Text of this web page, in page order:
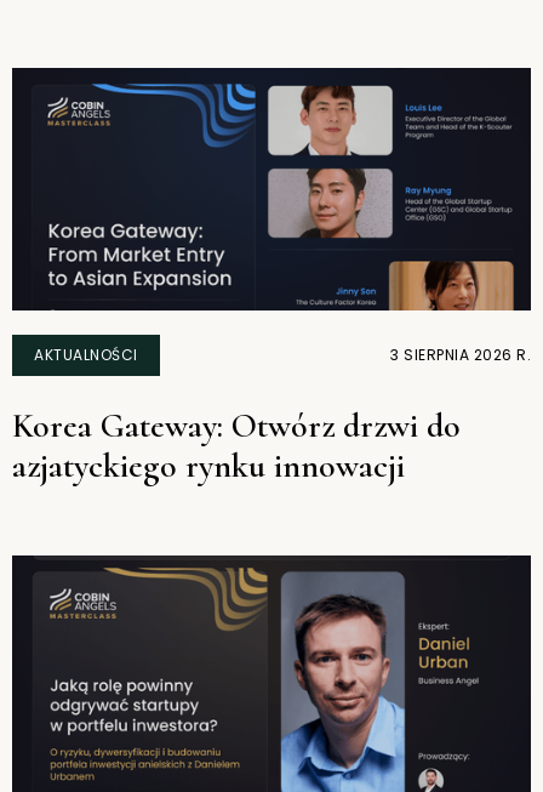
AKTUALNOŚCI 3 SIERPNIA 2026 R.
Korea Gateway: Otwórz drzwi do
azjatyckiego rynku innowacji